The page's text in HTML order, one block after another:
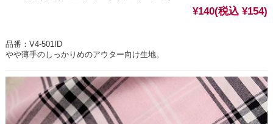
¥140(税込 ¥154)
品番：V4-501ID
やや薄手のしっかりめのアウター向け生地。